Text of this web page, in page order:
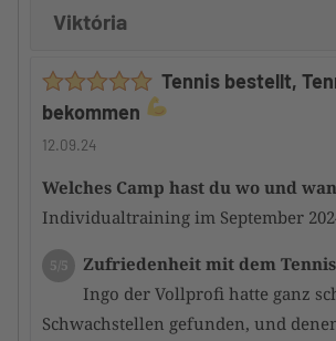
Auch hier kann ich nur ein
Kompliment machen denn ide
gut in das gesamte Geschehen
Zustand der Tennisanlage
Unfassbar gute Plätze auch
Regen sind die Plätze schnell wieder
top bespielbar. insgesamt eine top-
Viktória
Tennis bestellt,
bekommen
12.09.24
Welches Camp hast du wo und
Individualtraining im September
5/5
Zufriedenheit mit dem
Ingo der Vollprofi hatte ganz
Schwachstellen gefunden, und